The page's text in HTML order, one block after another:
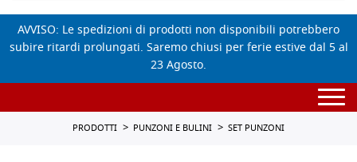
AVVISO: Le spedizioni di prodotti non disponibili potrebbero
subire ritardi prolungati. Saremo chiusi per ferie estive dal 5 al
23 Agosto.
PRODOTTI PUNZONI E BULINI SET PUNZONI